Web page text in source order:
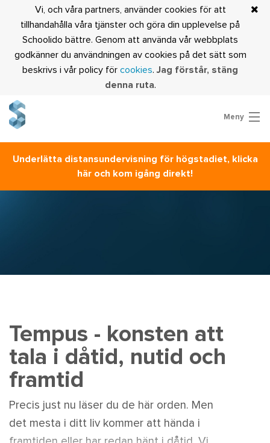
Vi, och våra partners, använder cookies för att
tillhandahålla våra tjänster och göra din upplevelse på
Schoolido bättre. Genom att använda vår webbplats
godkänner du användningen av cookies på det sätt som
beskrivs i vår policy för cookies. Jag förstår, stäng
denna ruta.
Meny
Är du lärare?
Underlätta distansundervisning för högstadiet, klicka
här och kom igång direkt!
Tempus - konsten att
tala i dåtid, nutid och
framtid
Precis just nu läser du de här orden. Men
det mesta i ditt liv kommer att hända i